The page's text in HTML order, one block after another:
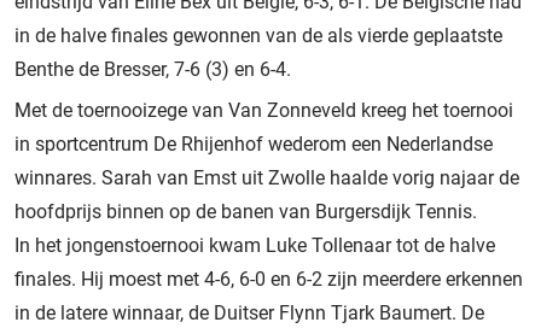
in de halve finales gewonnen van de als vierde geplaatste
Benthe de Bresser, 7-6 (3) en 6-4.
Met de toernooizege van Van Zonneveld kreeg het toernooi
in sportcentrum De Rhijenhof wederom een Nederlandse
winnares. Sarah van Emst uit Zwolle haalde vorig najaar de
hoofdprijs binnen op de banen van Burgersdijk Tennis.
In het jongenstoernooi kwam Luke Tollenaar tot de halve
finales. Hij moest met 4-6, 6-0 en 6-2 zijn meerdere erkennen
in de latere winnaar, de Duitser Flynn Tjark Baumert. De